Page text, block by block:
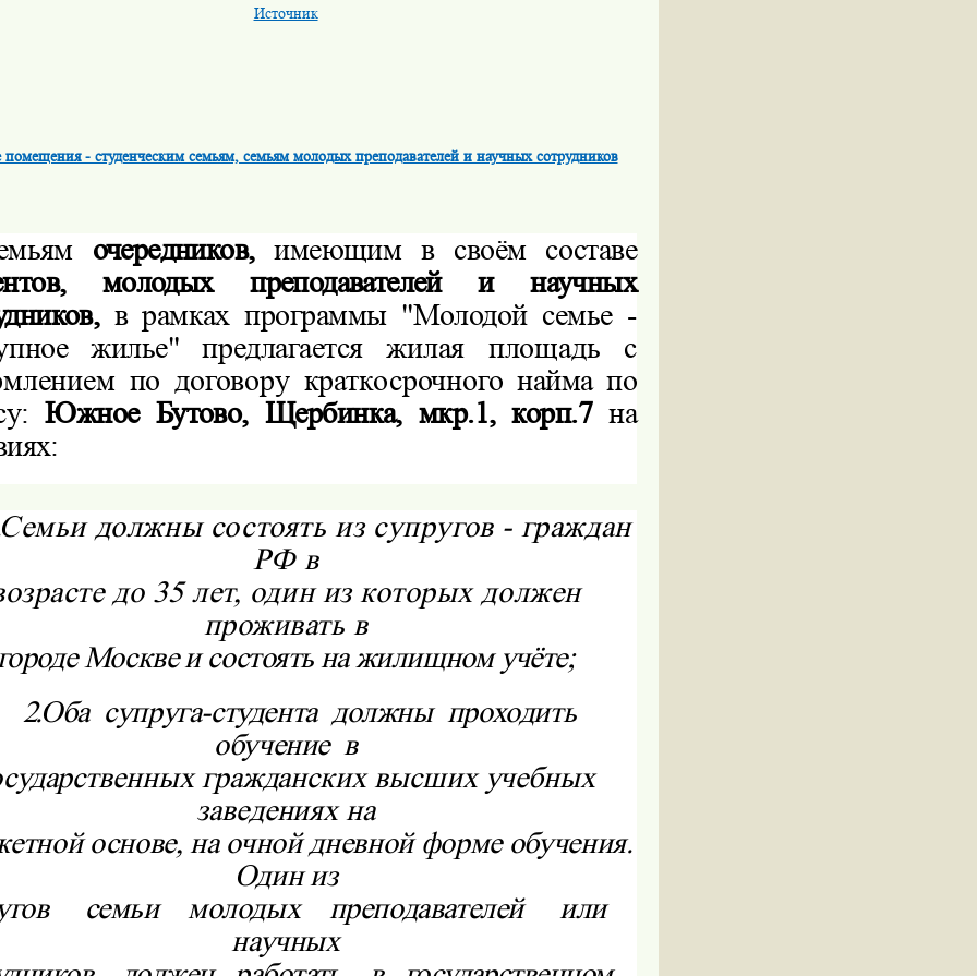
Источник
- студенческим семьям, семьям молодых преподавателей и научных сотрудников
очередников,имеющим в своём составе
молодых преподавателей и научных
в рамкахпрограммы "Молодой семье -
жилье" предлагается жилая площадь с
по договору краткосрочногонайма по
Южное Бутово, Щербинка, мкр.1, корп.7на
Семьи должны состоять из супругов - граждан
РФ в
до 35 лет, один из которых должен
проживать в
Москве и состоять на жилищном учёте;
2.Оба супруга-студента должны проходить
обучение в
гражданских высших учебных
заведениях на
основе, на очной дневной форме обучения.
Один из
семьи молодых преподавателей
или
научных